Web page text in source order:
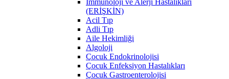
(ERİŞKİN)
Acil Tıp
Adli Tıp
Aile Hekimliği
Algoloji
Çocuk Endokrinolojisi
Çocuk Enfeksiyon Hastalıkları
Çocuk Gastroenterolojisi